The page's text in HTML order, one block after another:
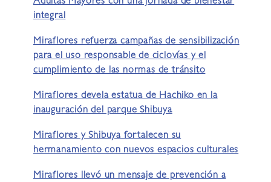
Adultas Mayores con una jornada de bienestar
integral
Miraflores refuerza campañas de sensibilización
para el uso responsable de ciclovías y el
cumplimiento de las normas de tránsito
Miraflores devela estatua de Hachiko en la
inauguración del parque Shibuya
Miraflores y Shibuya fortalecen su
hermanamiento con nuevos espacios culturales
Miraflores llevó un mensaje de prevención a